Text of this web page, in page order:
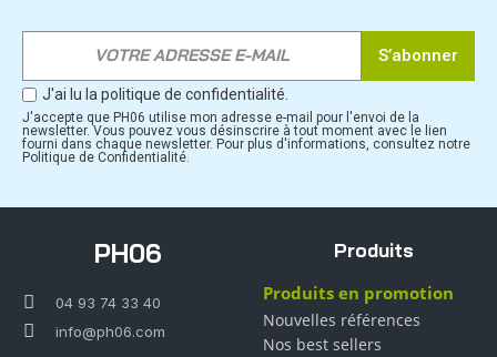
S’abonner
J'ai lu la politique de confidentialité.
J'accepte que PH06 utilise mon adresse e-mail pour l'envoi de la
newsletter. Vous pouvez vous désinscrire à tout moment avec le lien
fourni dans chaque newsletter. Pour plus d'informations, consultez notre
Politique de Confidentialité.
PH06
04 93 74 33 40
info@ph06.com
Produits
Produits en promotion
Nouvelles références
Nos best sellers